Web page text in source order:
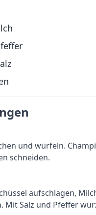
und würfeln.
schneiden.
aufschlagen,
Mit Salz und Pfeffer